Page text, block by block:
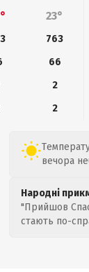
23°
763
66
2
2
вечора
Народні
"Прийшов
стають по-